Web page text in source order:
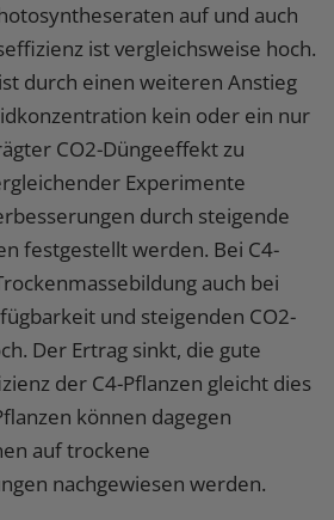
auf und auch
ist vergleichsweise hoch.
durch einen weiteren Anstieg
kein oder ein nur
CO2-Düngeeffekt zu
Experimente
durch steigende
festgestellt werden. Bei C4-
auch bei
und steigenden CO2-
Der Ertrag sinkt, die gute
der C4-Pflanzen gleicht dies
können dagegen
auf trockene
nachgewiesen werden.